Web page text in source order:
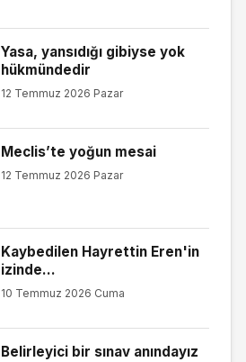
Yasa, yansıdığı gibiyse yok
hükmündedir
12 Temmuz 2026 Pazar
Meclis’te yoğun mesai
12 Temmuz 2026 Pazar
Kaybedilen Hayrettin Eren'in
izinde...
10 Temmuz 2026 Cuma
Belirleyici bir sınav anındayız